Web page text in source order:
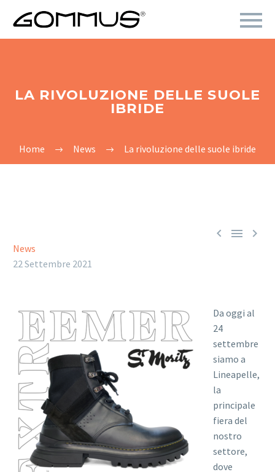
LA RIVOLUZIONE DELLE SUOLE
IBRIDE
Home News La rivoluzione delle suole ibride
  
News
22 Settembre 2021
Da oggi al
24
settembre
siamo a
Lineapelle,
la
principale
fiera del
nostro
settore,
dove